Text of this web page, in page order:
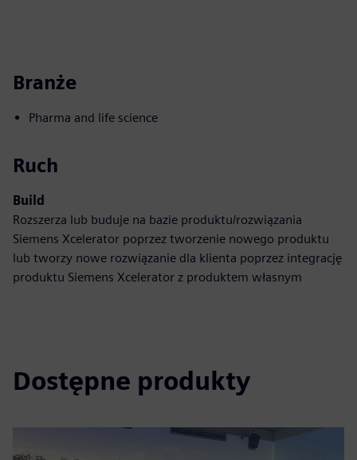
Branże
Pharma and life science
Ruch
Build
Rozszerza lub buduje na bazie produktu/rozwiązania
Siemens Xcelerator poprzez tworzenie nowego produktu
lub tworzy nowe rozwiązanie dla klienta poprzez integrację
produktu Siemens Xcelerator z produktem własnym
Dostępne produkty